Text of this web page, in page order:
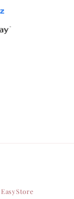
EasyStore